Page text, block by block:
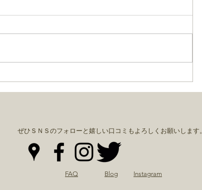
ぜひＳＮＳのフォローと嬉しい口コミもよろしくお願いします。
FAQ Blog Instagram